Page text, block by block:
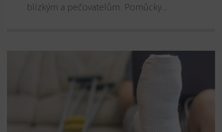
blízkým a pečovatelům. Pomůcky...